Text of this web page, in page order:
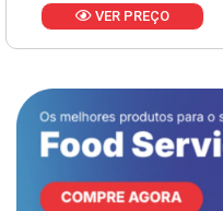
VER PREÇO